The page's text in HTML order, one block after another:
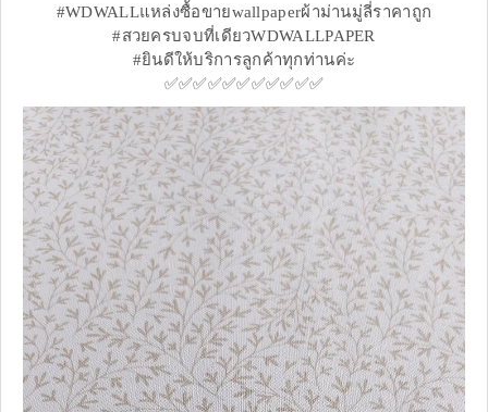
#WDWALLแหล่งซื้อขายwallpaperผ้าม่านมู่ลี่ราคาถูก
#สวยครบจบที่เดียวWDWALLPAPER
#ยินดีให้บริการลูกค้าทุกท่านค่ะ
✅✅✅✅✅✅✅✅✅✅✅